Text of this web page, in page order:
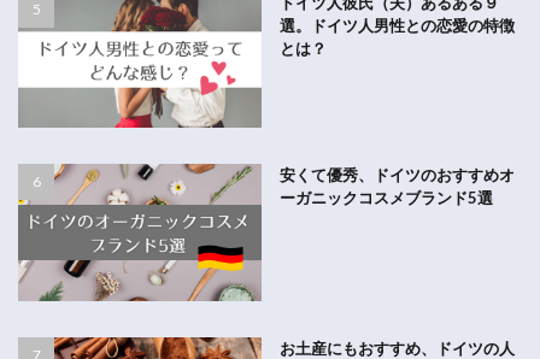
選。ドイツ人男性との恋愛の特徴
とは？
安くて優秀、ドイツのおすすめオ
ーガニックコスメブランド5選
お土産にもおすすめ、ドイツの人